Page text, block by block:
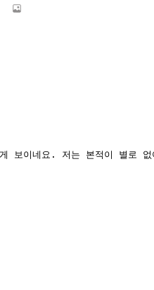
보이네요. 저는 본적이 별로